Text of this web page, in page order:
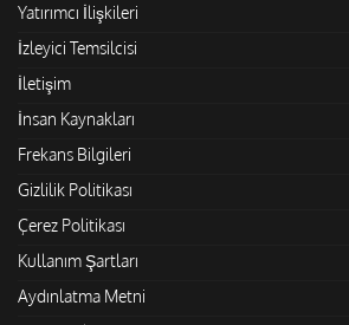
Yatırımcı İlişkileri
İzleyici Temsilcisi
İletişim
İnsan Kaynakları
Frekans Bilgileri
Gizlilik Politikası
Çerez Politikası
Kullanım Şartları
Aydınlatma Metni